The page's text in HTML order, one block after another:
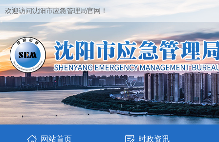
欢迎访问沈阳市应急管理局官网！
网站首页 时政资讯